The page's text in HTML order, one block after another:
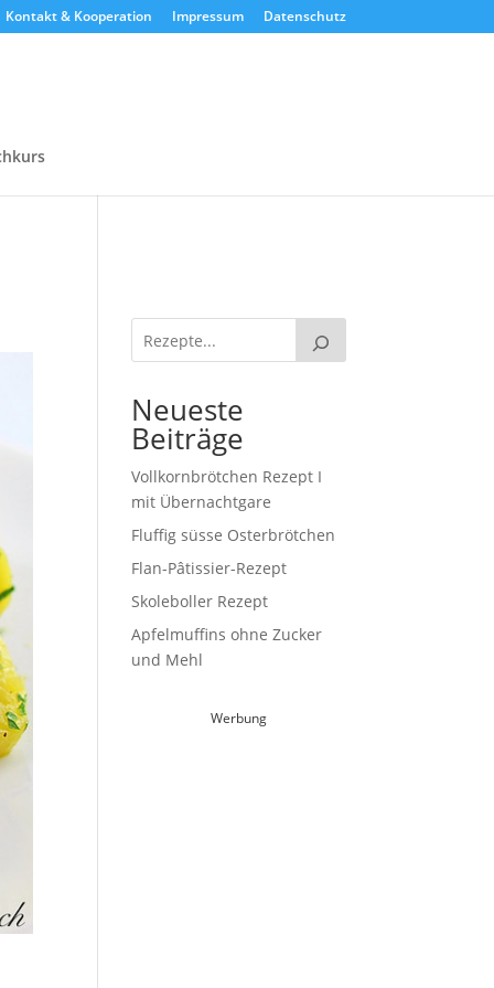
Kontakt & Kooperation Impressum Datenschutz
Neueste
Beiträge
Vollkornbrötchen Rezept I
mit Übernachtgare
Fluffig süsse Osterbrötchen
Flan-Pâtissier-Rezept
Skoleboller Rezept
Apfelmuffins ohne Zucker
und Mehl
Werbung